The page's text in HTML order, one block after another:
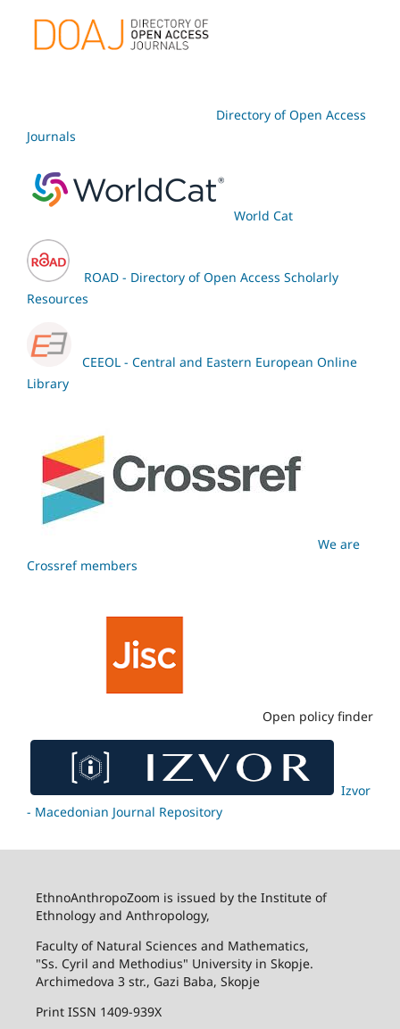
Directory of Open Access
Journals
World Cat
ROAD - Directory of Open Access Scholarly
Resources
CEEOL - Central and Eastern European Online
Library
We are
Crossref members
Open policy finder
Izvor
- Macedonian Journal Repository
EthnoAnthropoZoom is issued by the Institute of
Ethnology and Anthropology,
Faculty of Natural Sciences and Mathematics,
"Ss. Cyril and Methodius" University in Skopje.
Archimedova 3 str., Gazi Baba, Skopje
Print ISSN 1409-939X